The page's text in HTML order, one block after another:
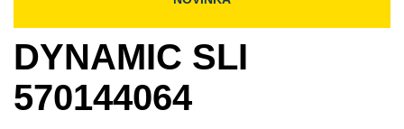
DYNAMIC SLI
570144064